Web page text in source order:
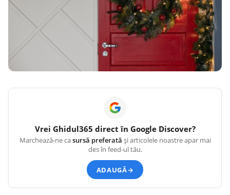
Vrei Ghidul365 direct în Google Discover?
Marchează-ne casursă preferată și articolele noastre apar mai
des în feed-ul tău.
ADAUGĂ→